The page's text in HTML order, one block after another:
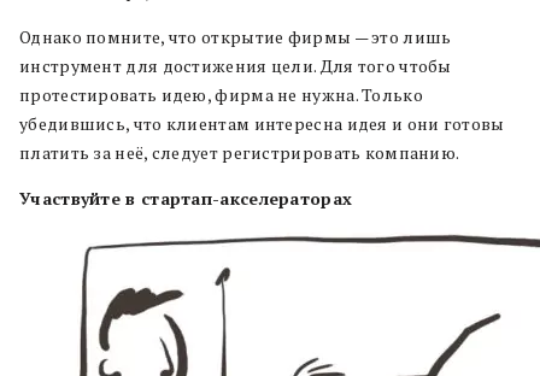
Однако помните, что открытие фирмы — это лишь
инструмент для достижения цели. Для того чтобы
протестировать идею, фирма не нужна. Только
убедившись, что клиентам интересна идея и они готовы
платить за неё, следует регистрировать компанию.
Участвуйте в стартап-акселераторах